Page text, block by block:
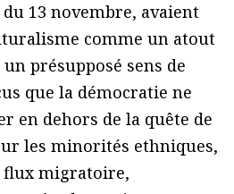
13 novembre, avaient
comme un atout
présupposé sens de
que la démocratie ne
en dehors de la quête de
les minorités ethniques,
migratoire,